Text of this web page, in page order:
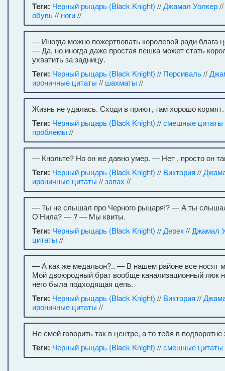
Теги: Черный рыцарь (Black Knight) //Джамал Уолкер//
обувь// ноги//
— Иногда можно пожертвовать королевой ради блага
— Да, но иногда даже простая пешка может стать
ухватить за задницу.
Теги: Черный рыцарь (Black Knight) // Персиваль//
ироничные цитаты // шахматы //
Жизнь не удалась. Сходи в приют, там хорошо кормят.
Теги: Черный рыцарь (Black Knight) //смешные цитаты
проблемы //
— Кнольте? Но он же давно умер. — Нет , просто он
Теги: Черный рыцарь (Black Knight) // Виктория //
ироничные цитаты //запах //
— Ты не слышал про Черного рыцаря!? — А ты
О’Нила? — ? — Мы квиты.
Теги: Черный рыцарь (Black Knight) //Дерек//Джамал
цитаты //
— А как же медальон?.. — В нашем районе все носят
Мой двоюродный брат вообще канализационный люк
него была подходящая цепь.
Теги: Черный рыцарь (Black Knight) // Виктория //
ироничные цитаты //
Не смей говорить так в центре, а то тебя в
Теги: Черный рыцарь (Black Knight) //смешные цитаты